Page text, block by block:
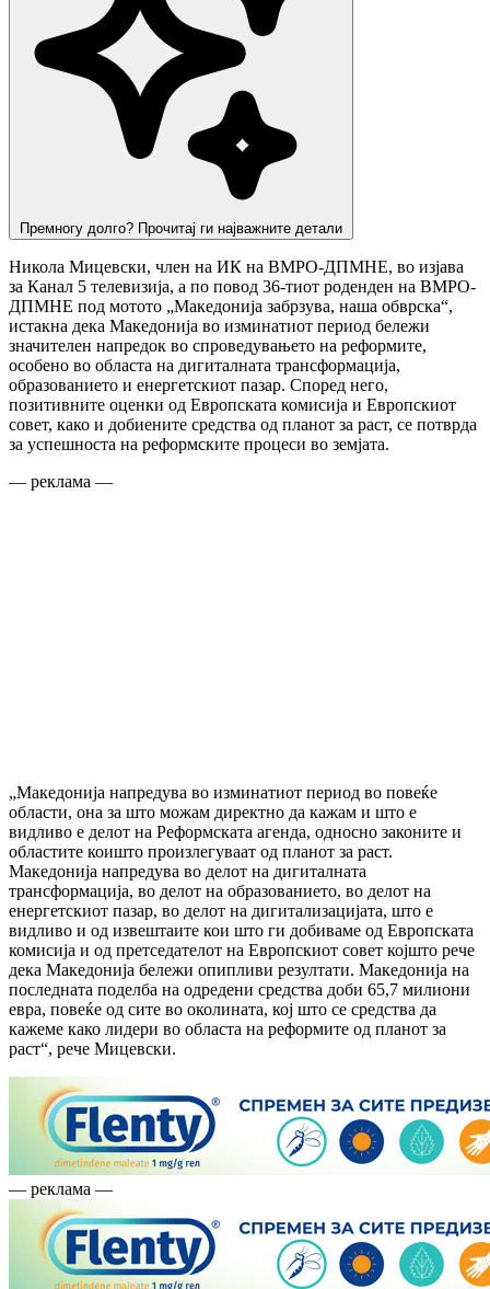
Премногу долго? Прочитај ги најважните детали
Никола Мицевски, член на ИК на ВМРО-ДПМНЕ, во изјава
за Канал 5 телевизија, а по повод 36-тиот роденден на ВМРО-
ДПМНЕ под мотото „Македонија забрзува, наша обврска“,
истакна дека Македонија во изминатиот период бележи
значителен напредок во спроведувањето на реформите,
особено во областa на дигиталната трансформација,
образованието и енергетскиот пазар. Според него,
позитивните оценки од Европската комисија и Европскиот
совет, како и добиените средства од планот за раст, се потврда
за успешноста на реформските процеси во земјата.
— реклама —
„Македонија напредува во изминатиот период во повеќе
области, oна за што можам директно да кажам и што е
видливо е делот на Реформската агенда, односно законите и
областите коишто произлегуваат од планот за раст.
Македонија напредува во делот на дигиталната
трансформација, во делот на образованието, во делот на
енергетскиот пазар, во делот на дигитализацијата, што е
видливо и од извештаите кои што ги добиваме од Европската
комисија и од претседателот на Европскиот совет којшто рече
дека Македонија бележи опипливи резултати. Македонија на
последната поделба на одредени средства доби 65,7 милиони
евра, повеќе од сите во околината, кој што се средства да
кажеме како лидери во областа на реформите од планот за
раст“, рече Мицевски.
— реклама —